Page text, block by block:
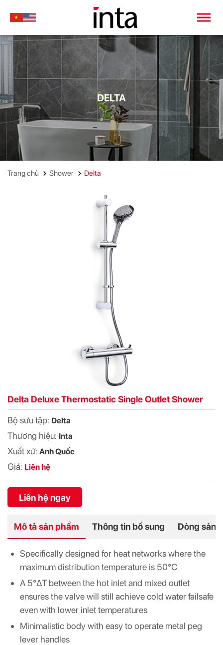
DELTA
Trang chủ Shower Delta
Delta Deluxe Thermostatic Single Outlet Shower
Bộ sưu tập: Delta
Thương hiệu: Inta
Xuất xứ: Anh Quốc
Giá: Liên hệ
Liên hệ ngay
Mô tả sản phẩm Thông tin bổ sung Dòng sản
Specifically designed for heat networks where the
maximum distribution temperature is 50°C
A 5°ΔT between the hot inlet and mixed outlet
ensures the valve will still achieve cold water failsafe
even with lower inlet temperatures
Minimalistic body with easy to operate metal peg
lever handles